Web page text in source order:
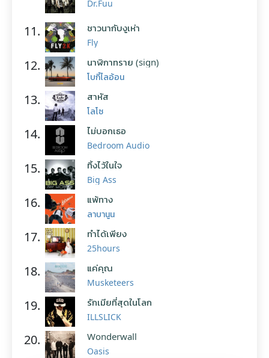
Dr.Fuu
11. ชาวนากับงูเห่า
Fly
12. นาฬิกาทราย (sign)
โบกี้ไลอ้อน
13. สาหัส
โลโซ
14. ไม่บอกเธอ
Bedroom Audio
15. ทิ้งไว้ในใจ
Big Ass
16. แพ้ทาง
ลาบานูน
17. ทำได้เพียง
25hours
18. แค่คุณ
Musketeers
19. รักเมียที่สุดในโลก
ILLSLICK
20. Wonderwall
Oasis